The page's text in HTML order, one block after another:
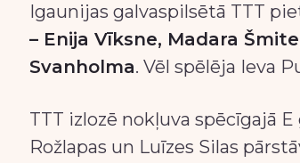
Igaunijas galvaspilsētā TTT
– Enija Vīksne, Madara
Svanholma. Vēl spēlēja Ieva
TTT izlozē nokļuva spēcīgajā
Rožlapas un Luīzes Silas